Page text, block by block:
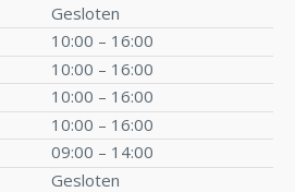
Gesloten
10:00 – 16:00
10:00 – 16:00
10:00 – 16:00
10:00 – 16:00
09:00 – 14:00
Gesloten